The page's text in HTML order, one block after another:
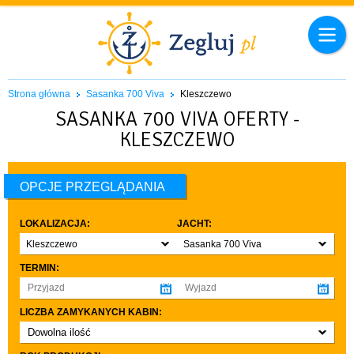
Strona główna Sasanka 700 Viva Kleszczewo
SASANKA 700 VIVA OFERTY -
KLESZCZEWO
OPCJE PRZEGLĄDANIA
LOKALIZACJA:
Kleszczewo
JACHT:
Sasanka 700 Viva
TERMIN:
LICZBA ZAMYKANYCH KABIN:
Dowolna ilość